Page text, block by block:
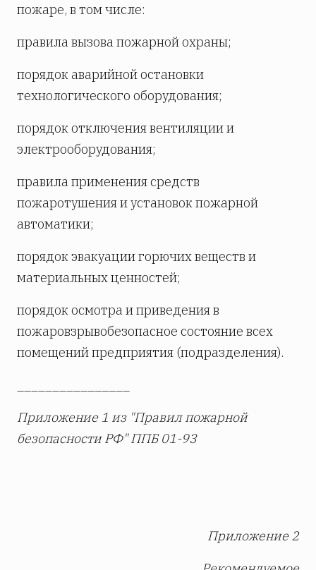
пожаре, в том числе:
правила вызова пожарной охраны;
порядок аварийной остановки
технологического оборудования;
порядок отключения вентиляции и
электрооборудования;
правила применения средств
пожаротушения и установок пожарной
автоматики;
порядок эвакуации горючих веществ и
материальных ценностей;
порядок осмотра и приведения в
пожаровзрывобезопасное состояние всех
помещений предприятия (подразделения).
Приложение 1 из "Правил пожарной
безопасности РФ" ППБ 01-93
Приложение 2